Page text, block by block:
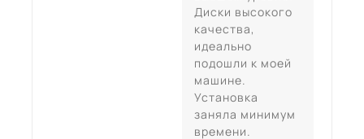
Диски высокого
качества,
идеально
подошли к моей
машине.
Установка
заняла минимум
времени.